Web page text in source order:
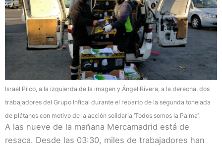
Israel Pilco, a la izquierda de la imagen y Ángel Rivera, a la derecha, dos
trabajadores del Grupo Infical durante el reparto de la segunda tonelada
de plátanos con motivo de la acción solidaria ‘Todos somos la Palma’.
A las nueve de la mañana Mercamadrid está de
resaca. Desde las 03:30, miles de trabajadores han